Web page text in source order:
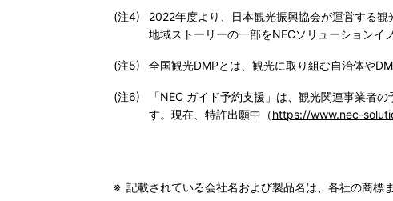
(注4)
2022年度より、日本観光振興協会が運営する
地域ストーリーの一部をNECソリューションイ
(注5) 全国観光DMPとは、観光に取り組む自治体や
(注6)
「NEC ガイド予約支援」は、観光関連事業者
す。現在、特許出願中（https://www.nec-
※ 記載されている会社名および製品名は、各社の商標